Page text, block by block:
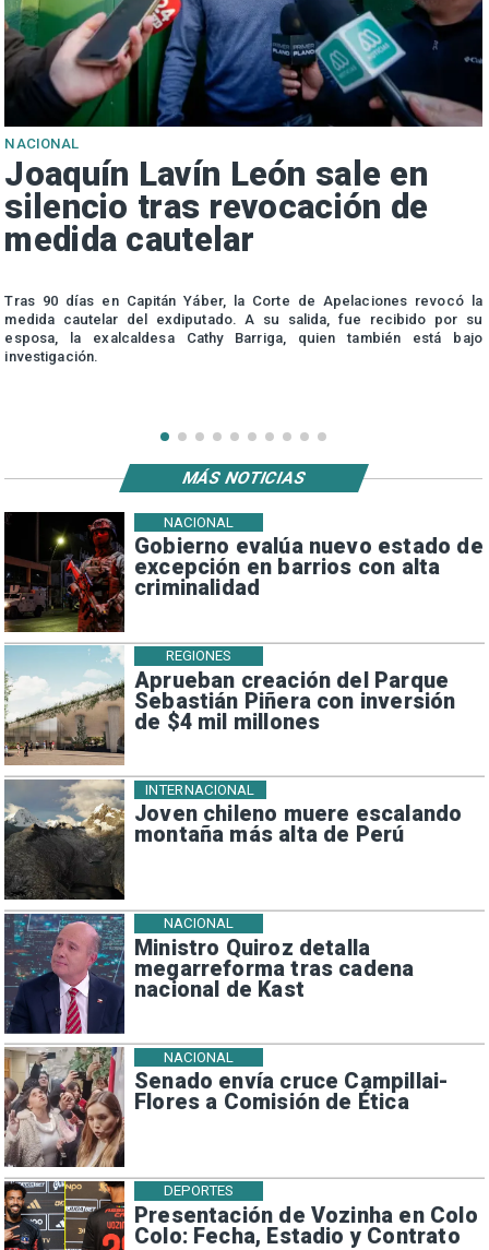
NACIONAL
Joaquín Lavín León sale en
silencio tras revocación de
medida cautelar
Tras 90 días en Capitán Yáber, la Corte de Apelaciones revocó la
medida cautelar del exdiputado. A su salida, fue recibido por su
esposa, la exalcaldesa Cathy Barriga, quien también está bajo
investigación.
Gobierno evalúa nuevo estado de
excepción en barrios con alta
criminalidad
NACIONAL
Aprueban creación del Parque
Sebastián Piñera con inversión
de $4 mil millones
REGIONES
Joven chileno muere escalando
montaña más alta de Perú
INTERNACIONAL
Ministro Quiroz detalla
megarreforma tras cadena
nacional de Kast
NACIONAL
Senado envía cruce Campillai-
Flores a Comisión de Ética
NACIONAL
Presentación de Vozinha en Colo
Colo: Fecha, Estadio y Contrato
DEPORTES
MÁS NOTICIAS